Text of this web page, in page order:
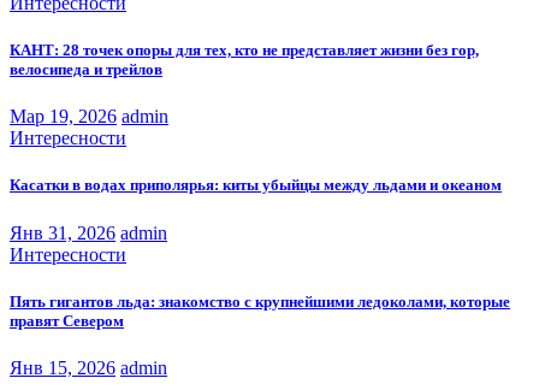
КАНТ: 28 точек опоры для тех, кто не представляет жизни без гор,
велосипеда и трейлов
Мар 19, 2026 admin
Интересности
Касатки в водах приполярья: киты убыйцы между льдами и океаном
Янв 31, 2026 admin
Интересности
Пять гигантов льда: знакомство с крупнейшими ледоколами, которые
правят Севером
Янв 15, 2026 admin